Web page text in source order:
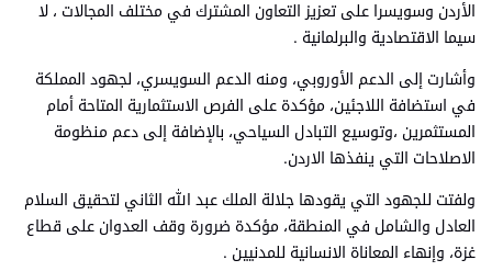
الأردن وسويسرا على تعزيز التعاون المشترك في مختلف المجالات ، لا
سيما الاقتصادية والبرلمانية .
وأشارت إلى الدعم الأوروبي، ومنه الدعم السويسري، لجهود المملكة
في استضافة اللاجئين، مؤكدة على الفرص الاستثمارية المتاحة أمام
المستثمرين ،وتوسيع التبادل السياحي، بالإضافة إلى دعم منظومة
الاصلاحات التي ينفذها الاردن.
ولفتت للجهود التي يقودها جلالة الملك عبد الله الثاني لتحقيق السلام
العادل والشامل في المنطقة، مؤكدة ضرورة وقف العدوان على قطاع
غزة، وإنهاء المعاناة الانسانية للمدنيين .